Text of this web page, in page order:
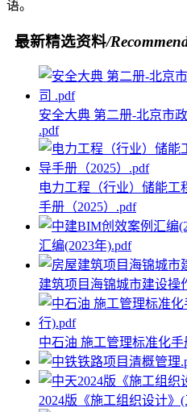
语。
最新精选资料/
安全大典 第二册-北京市
.pdf
电力工程（行业）储能工
手册（2025）.pdf
汇编(2023年).pdf
建筑项目海锦城市建设操
中石油 施工管理标准化
2024版《施工组织设计》